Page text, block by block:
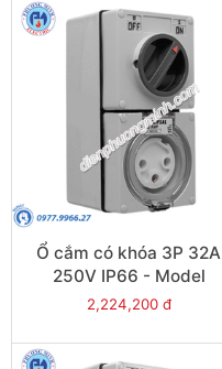
Ổ cắm có khóa 3P 32A
250V IP66 - Model
S56C332GY
2,224,200 đ